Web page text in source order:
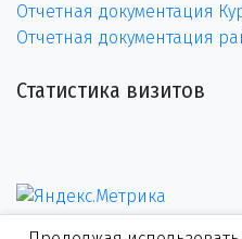
Отчетная документация
Отчетная документация
Статистика визитов